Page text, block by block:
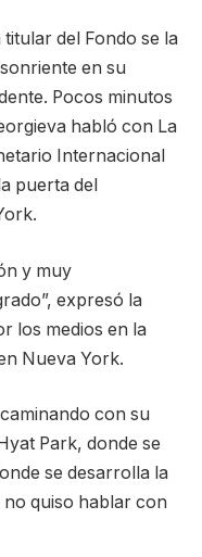
titular del Fondo se la
en su
Pocos minutos
habló con La
Internacional
puerta del
y muy
expresó la
los medios en la
Nueva York.
con su
Park, donde se
se desarrolla la
quiso hablar con